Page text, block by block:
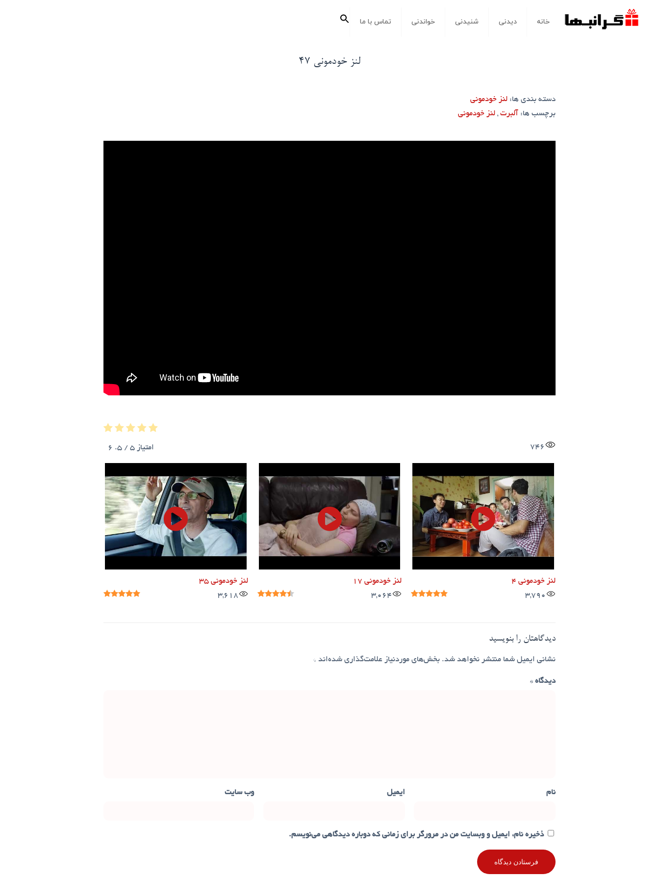
خانه دیدنی شنیدنی خواندنی تماس با ما
جستجو
برای:
دکمه جستجو
لنز خودمونی ۴۷
دسته بندی ها: لنز خودمونی
برچسب ها: آلبرت, لنز خودمونی
746 امتیاز5
/ 5.
6
لنز خودمونی ۴
3,790
لنز خودمونی ۱۷
3,064
لنز خودمونی ۳۵
3,618
دیدگاهتان را بنویسید
نشانی ایمیل شما منتشر نخواهد شد. بخش‌های موردنیاز علامت‌گذاری شده‌اند *
دیدگاه *
نام ایمیل وب‌ سایت
ذخیره نام، ایمیل و وبسایت من در مرورگر برای زمانی که دوباره دیدگاهی می‌نویسم.